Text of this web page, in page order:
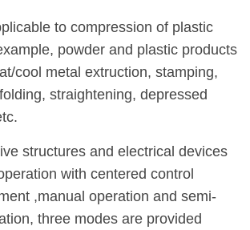
to compression of plastic
powder and plastic products
cool metal extruction, stamping,
straightening, depressed
structures and electrical devices
with centered control
,manual operation and semi-
three modes are provided